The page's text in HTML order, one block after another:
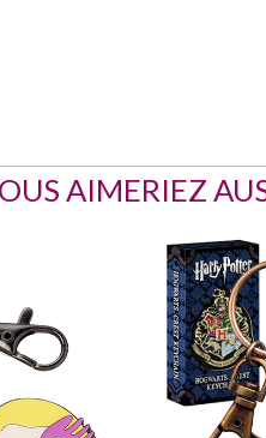
AIMERIEZ